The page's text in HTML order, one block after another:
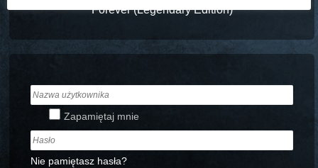
Forever (Legendary Edition)
Zapamiętaj mnie
Nie pamiętasz hasła?